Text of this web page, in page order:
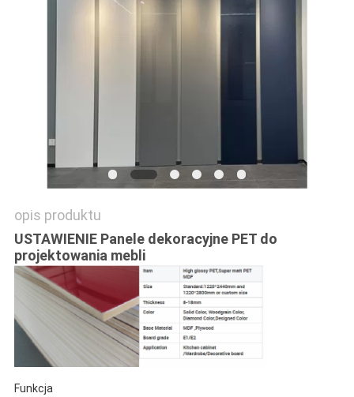
opis produktu
USTAWIENIE Panele dekoracyjne PET do
projektowania mebli
Funkcja